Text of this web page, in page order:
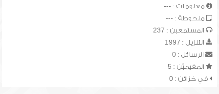
معلومات : ---
ملحوظة : ---
المستمعين : 237
التنزيل : 1997
الرسائل : 0
المقيميّن : 5
في خزائن : 0